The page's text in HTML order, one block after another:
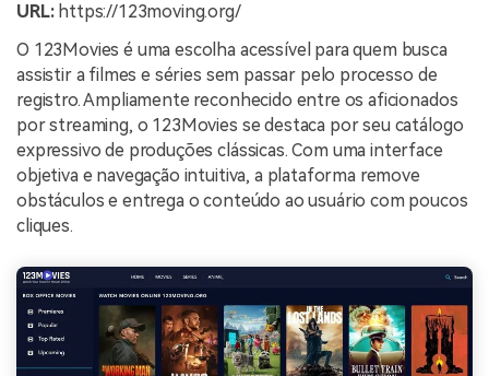
URL: https://123moving.org/
O 123Movies é uma escolha acessível para quem busca
assistir a filmes e séries sem passar pelo processo de
registro. Ampliamente reconhecido entre os aficionados
por streaming, o 123Movies se destaca por seu catálogo
expressivo de produções clássicas. Com uma interface
objetiva e navegação intuitiva, a plataforma remove
obstáculos e entrega o conteúdo ao usuário com poucos
cliques.